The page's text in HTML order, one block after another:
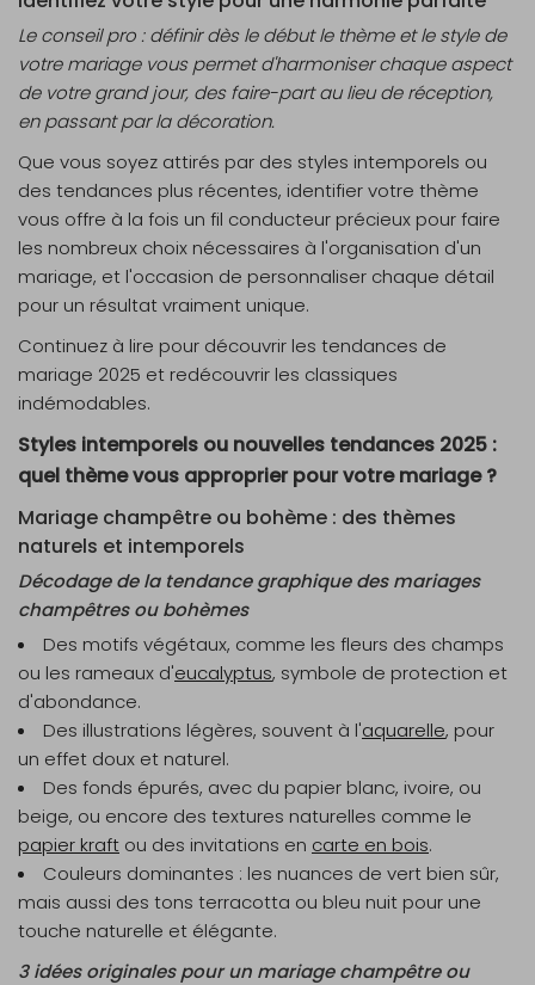
Le conseil pro : définir dès le début le thème et le style de
votre mariage vous permet d'harmoniser chaque aspect
de votre grand jour, des faire-part au lieu de réception,
en passant par la décoration.
Que vous soyez attirés par des styles intemporels ou
des tendances plus récentes, identifier votre thème
vous offre à la fois un fil conducteur précieux pour faire
les nombreux choix nécessaires à l'organisation d'un
mariage, et l'occasion de personnaliser chaque détail
pour un résultat vraiment unique.
Continuez à lire pour découvrir les tendances de
mariage 2025 et redécouvrir les classiques
indémodables.
Styles intemporels ou nouvelles tendances 2025 :
quel thème vous approprier pour votre mariage ?
Mariage champêtre ou bohème : des thèmes
naturels et intemporels
Décodage de la tendance graphique des mariages
champêtres ou bohèmes
Des motifs végétaux, comme les fleurs des champs
ou les rameaux d'eucalyptus, symbole de protection et
d'abondance.
Des illustrations légères, souvent à l'aquarelle, pour
un effet doux et naturel.
Des fonds épurés, avec du papier blanc, ivoire, ou
beige, ou encore des textures naturelles comme le
papier kraft ou des invitations en carte en bois.
Couleurs dominantes : les nuances de vert bien sûr,
mais aussi des tons terracotta ou bleu nuit pour une
touche naturelle et élégante.
3 idées originales pour un mariage champêtre ou